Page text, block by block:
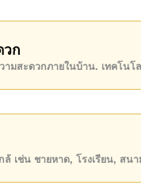
ยาวในราคา ฿ 12,000
Real
ศัย
าศัยนี้เป็นบ้านในฝันขอ
โทร +6638411250 ห
วก
ามสะดวกภายในบ้าน. เทคโน
ล้ เช่น ชายหาด, โรงเรียน, ส